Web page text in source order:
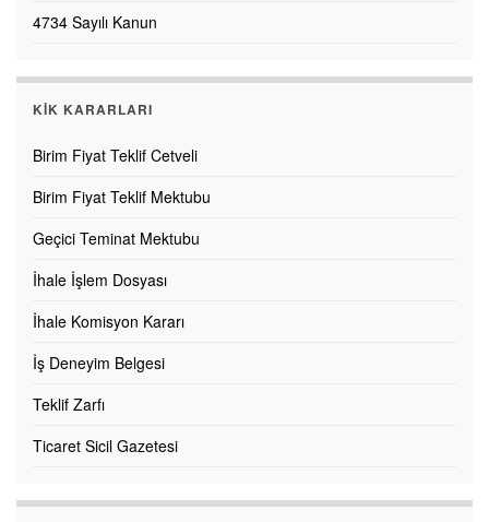
4734 Sayılı Kanun
KİK KARARLARI
Birim Fiyat Teklif Cetveli
Birim Fiyat Teklif Mektubu
Geçici Teminat Mektubu
İhale İşlem Dosyası
İhale Komisyon Kararı
İş Deneyim Belgesi
Teklif Zarfı
Ticaret Sicil Gazetesi